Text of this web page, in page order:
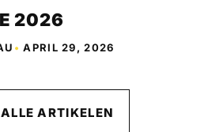
2026
•APRIL 29, 2026
ARTIKELEN